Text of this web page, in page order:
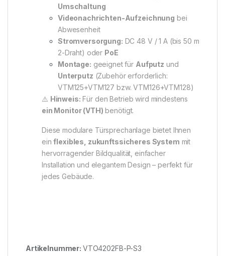
Umschaltung
Videonachrichten-Aufzeichnung bei
Abwesenheit
Stromversorgung: DC 48 V / 1 A (bis 50 m
2-Draht) oder PoE
Montage: geeignet für Aufputz und
Unterputz (Zubehör erforderlich:
VTM125+VTM127 bzw. VTM126+VTM128)
⚠️ Hinweis: Für den Betrieb wird mindestens
ein Monitor (VTH) benötigt.
Diese modulare Türsprechanlage bietet Ihnen
einflexibles, zukunftssicheres System mit
hervorragender Bildqualität, einfacher
Installation und elegantem Design – perfekt für
jedes Gebäude.
Artikelnummer: VTO4202FB-P-S3